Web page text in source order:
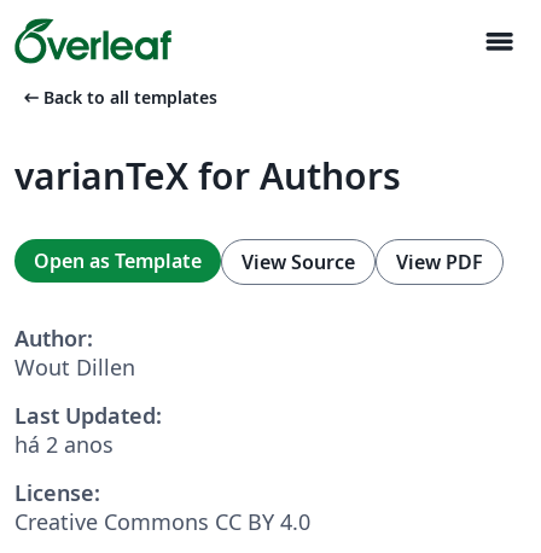
menu
arrow_left_alt Back to all templates
varianTeX for Authors
Open as Template View Source View PDF
Author:
Wout Dillen
Last Updated:
há 2 anos
License:
Creative Commons CC BY 4.0